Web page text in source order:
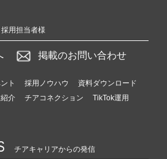
用担当者様
掲載のお問い合わせ
ト 採用ノウハウ
資料ダウンロード
介 チアコネクション
TikTok運用
チアキャリアからの発信